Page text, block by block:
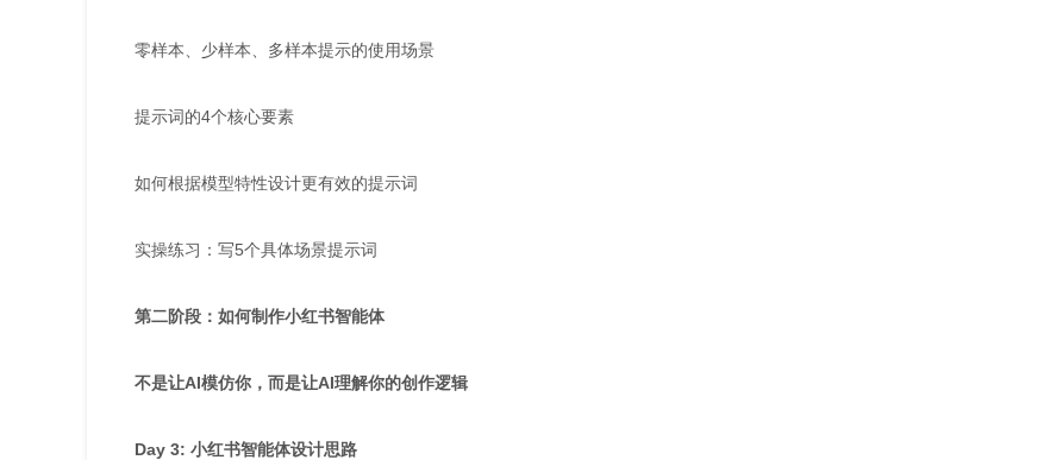
零样本、少样本、多样本提示的使用场景
提示词的4个核心要素
如何根据模型特性设计更有效的提示词
实操练习：写5个具体场景提示词
第二阶段：如何制作小红书智能体
不是让AI模仿你，而是让AI理解你的创作逻辑
Day 3: 小红书智能体设计思路